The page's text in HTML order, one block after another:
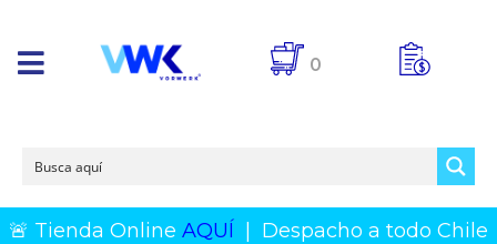
0
🚨 Tienda Online AQUÍ
Despacho a todo Chile